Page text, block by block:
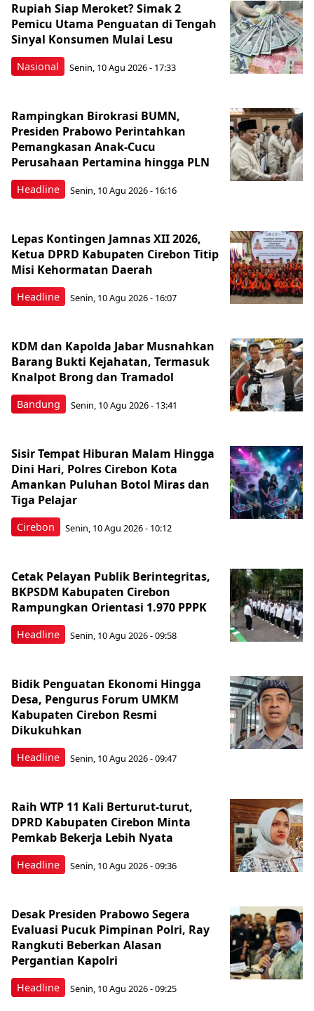
Nasional
Rupiah Siap Meroket? Simak 2
Pemicu Utama Penguatan di Tengah
Sinyal Konsumen Mulai Lesu
Senin, 10 Agu 2026 - 17:33
Headline
Rampingkan Birokrasi BUMN,
Presiden Prabowo Perintahkan
Pemangkasan Anak-Cucu
Perusahaan Pertamina hingga PLN
Senin, 10 Agu 2026 - 16:16
Headline
Lepas Kontingen Jamnas XII 2026,
Ketua DPRD Kabupaten Cirebon Titip
Misi Kehormatan Daerah
Senin, 10 Agu 2026 - 16:07
Bandung
KDM dan Kapolda Jabar Musnahkan
Barang Bukti Kejahatan, Termasuk
Knalpot Brong dan Tramadol
Senin, 10 Agu 2026 - 13:41
Cirebon
Sisir Tempat Hiburan Malam Hingga
Dini Hari, Polres Cirebon Kota
Amankan Puluhan Botol Miras dan
Tiga Pelajar
Senin, 10 Agu 2026 - 10:12
Headline
Cetak Pelayan Publik Berintegritas,
BKPSDM Kabupaten Cirebon
Rampungkan Orientasi 1.970 PPPK
Senin, 10 Agu 2026 - 09:58
Headline
Bidik Penguatan Ekonomi Hingga
Desa, Pengurus Forum UMKM
Kabupaten Cirebon Resmi
Dikukuhkan
Senin, 10 Agu 2026 - 09:47
Headline
Raih WTP 11 Kali Berturut-turut,
DPRD Kabupaten Cirebon Minta
Pemkab Bekerja Lebih Nyata
Senin, 10 Agu 2026 - 09:36
Headline
Desak Presiden Prabowo Segera
Evaluasi Pucuk Pimpinan Polri, Ray
Rangkuti Beberkan Alasan
Pergantian Kapolri
Senin, 10 Agu 2026 - 09:25